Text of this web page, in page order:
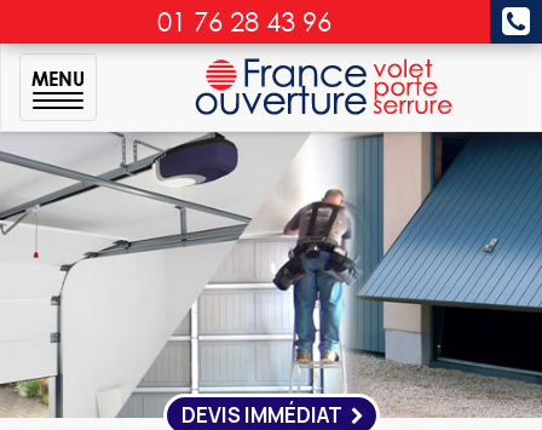
01 76 28 43 96
MENU
DEVIS IMMÉDIAT